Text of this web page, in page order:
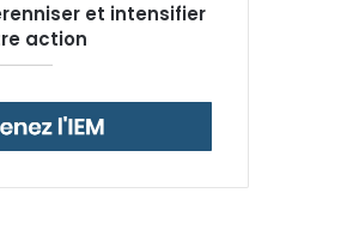
et intensifier
action